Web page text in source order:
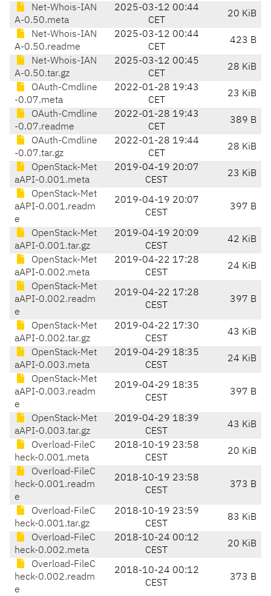
Net-Whois-IAN
A-0.50.meta
2025-03-12 00:44
CET
20 KiB
Net-Whois-IAN
A-0.50.readme
2025-03-12 00:44
CET
423 B
Net-Whois-IAN
A-0.50.tar.gz
2025-03-12 00:45
CET
28 KiB
OAuth-Cmdline
-0.07.meta
2022-01-28 19:43
CET
23 KiB
OAuth-Cmdline
-0.07.readme
2022-01-28 19:43
CET
389 B
OAuth-Cmdline
-0.07.tar.gz
2022-01-28 19:44
CET
28 KiB
OpenStack-Met
aAPI-0.001.meta
2019-04-19 20:07
CEST
23 KiB
OpenStack-Met
aAPI-0.001.readm
e
2019-04-19 20:07
CEST
397 B
OpenStack-Met
aAPI-0.001.tar.gz
2019-04-19 20:09
CEST
42 KiB
OpenStack-Met
aAPI-0.002.meta
2019-04-22 17:28
CEST
24 KiB
OpenStack-Met
aAPI-0.002.readm
e
2019-04-22 17:28
CEST
397 B
OpenStack-Met
aAPI-0.002.tar.gz
2019-04-22 17:30
CEST
43 KiB
OpenStack-Met
aAPI-0.003.meta
2019-04-29 18:35
CEST
24 KiB
OpenStack-Met
aAPI-0.003.readm
e
2019-04-29 18:35
CEST
397 B
OpenStack-Met
aAPI-0.003.tar.gz
2019-04-29 18:39
CEST
43 KiB
Overload-FileC
heck-0.001.meta
2018-10-19 23:58
CEST
20 KiB
Overload-FileC
heck-0.001.readm
e
2018-10-19 23:58
CEST
373 B
Overload-FileC
heck-0.001.tar.gz
2018-10-19 23:59
CEST
83 KiB
Overload-FileC
heck-0.002.meta
2018-10-24 00:12
CEST
20 KiB
Overload-FileC
heck-0.002.readm
e
2018-10-24 00:12
CEST
373 B